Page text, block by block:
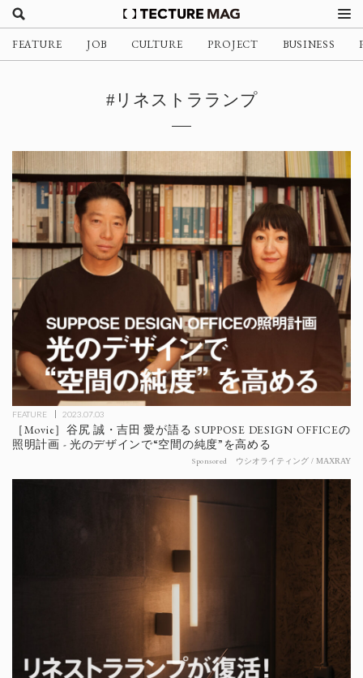
FEATURE JOB CULTURE PROJECT BUSINESS
#リネストラランプ
FEATURE 2023.07.03
［Movie］谷尻 誠・吉田 愛が語る SUPPOSE DESIGN OFFICEの
照明計画 - 光のデザインで“空間の純度”を高める
Sponsored ウシオライティング / MAXRAY